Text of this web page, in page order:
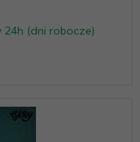
24h (dni robocze)